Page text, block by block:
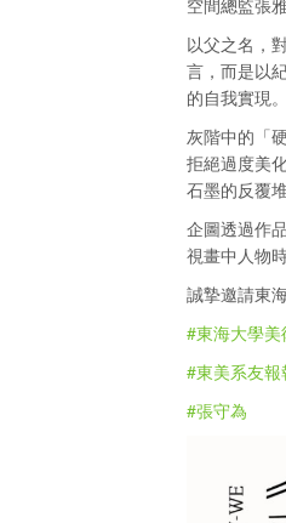
空間總監張
以父之名，
言，而是以
的自我實現。
灰階中的「
拒絕過度美
石墨的反覆
企圖透過作
視畫中人物
誠摯邀請東
#東海大學美
#東美系友報
#張守為